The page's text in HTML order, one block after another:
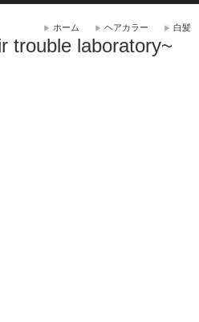
trouble laboratory~
ホーム ヘアカラー 白髪